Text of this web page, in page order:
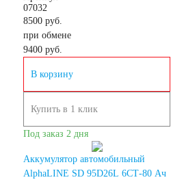
07032
8500 руб.
при обмене
9400 руб.
В корзину
Купить в 1 клик
Под заказ 2 дня
Аккумулятор автомобильный
AlphaLINE SD 95D26L 6СТ-80 Ач